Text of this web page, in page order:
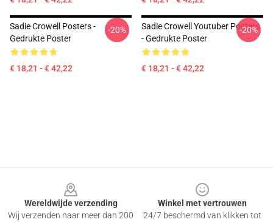
Sadie Crowell Posters -
Gedrukte Poster
€ 18,21 - € 42,22
-20%
Sadie Crowell Youtuber Posters
- Gedrukte Poster
€ 18,21 - € 42,22
-20%
Wereldwijde verzending
Wij verzenden naar meer dan 200
Winkel met vertrouwen
24/7 beschermd van klikken tot